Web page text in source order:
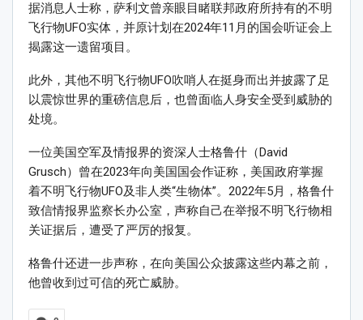
据消息人士称，萨利文曾亲眼目睹联邦政府所持有的不明
飞行物UFO实体，并原计划在2024年11月的国会听证会上
揭露这一遗留项目。
此外，其他不明飞行物UFO吹哨人在挺身而出并披露了足
以震惊世界的重磅信息后，也曾面临人身安全受到威胁的
处境。
一位美国空军及情报界的资深人士格鲁什（David
Grusch）曾在2023年向美国国会作证称，美国政府掌握
着不明飞行物UFO及非人类“生物体”。2022年5月，格鲁什
致信情报界监察长办公室，声称自己在举报不明飞行物相
关证据后，遭受了严厉的报复。
格鲁什还进一步声称，在向美国公众披露这些内幕之前，
他曾收到过可信的死亡威胁。